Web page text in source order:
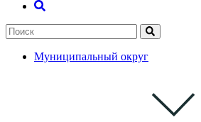
Муниципальный округ